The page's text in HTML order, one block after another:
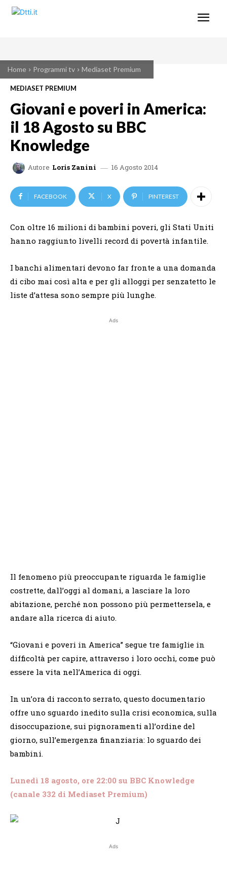
Home Programmi tv Mediaset Premium
MEDIASET PREMIUM
Giovani e poveri in America:
il 18 Agosto su BBC
Knowledge
Autore Loris Zanini 16 Agosto 2014
FACEBOOK X PINTEREST
Con oltre 16 milioni di bambini poveri, gli Stati Uniti
hanno raggiunto livelli record di povertà infantile.
I banchi alimentari devono far fronte a una domanda
di cibo mai così alta e per gli alloggi per senzatetto le
liste d’attesa sono sempre più lunghe.
Ads
Il fenomeno più preoccupante riguarda le famiglie
costrette, dall’oggi al domani, a lasciare la loro
abitazione, perché non possono più permettersela, e
andare alla ricerca di aiuto.
“Giovani e poveri in America” segue tre famiglie in
difficoltà per capire, attraverso i loro occhi, come può
essere la vita nell’America di oggi.
In un’ora di racconto serrato, questo documentario
offre uno sguardo inedito sulla crisi economica, sulla
disoccupazione, sui pignoramenti all’ordine del
giorno, sull’emergenza finanziaria: lo sguardo dei
bambini.
Lunedì 18 agosto, ore 22:00 su BBC Knowledge
(canale 332 di Mediaset Premium)
Ads